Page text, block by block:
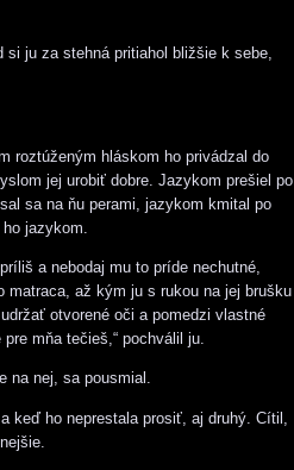
ju za stehná pritiahol bližšie k sebe,
roztúženým hláskom ho privádzal do
jej urobiť dobre. Jazykom prešiel po
sa na ňu perami, jazykom kmital po
jazykom.
a nebodaj mu to príde nechutné,
matraca, až kým ju s rukou na jej brušku
otvorené oči a pomedzi vlastné
mňa tečieš,“ pochválil ju.
na nej, sa pousmial.
keď ho neprestala prosiť, aj druhý. Cítil,